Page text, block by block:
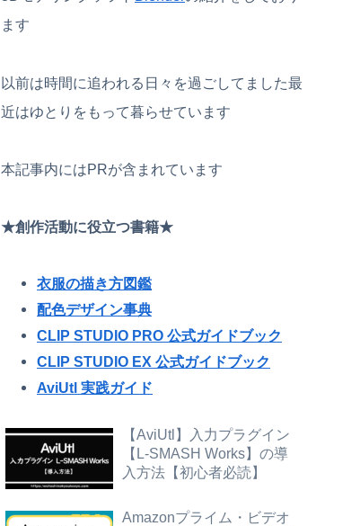
ます
以前は時間に追われる日々を過ごしてました最
近はゆとりをもって暮らせています
本記事内にはPRが含まれています
★創作活動に役立つ書籍★
衣服の描き方図鑑
配色デザイン事典
CLIP STUDIO PRO 公式ガイドブック
CLIP STUDIO EX 公式ガイドブック
AviUtl 実践ガイド
【AviUtl】入力プラグイン
【L-SMASH Works】の導
入方法【初心者必読】
Amazonプライム・ビデオ